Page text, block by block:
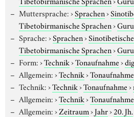
Muttersprache:›Sprachen›
Tibetobirmanische Sprachen›
Sprache:›Sprachen›
Tibetobirmanische Sprachen›
Form:›Technik›Tonaufnahme›
Allgemein:›Technik›Tonaufnahme
Technik:›Technik›Tonaufnahme›
Allgemein:›Technik›Tonaufnahme
Allgemein:›Zeitraum›Jahr›20. Jh.